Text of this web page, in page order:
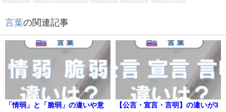
言葉の関連記事
「情弱」と「脆弱」の違いや意
【公言・宣言・言明】の違いが3